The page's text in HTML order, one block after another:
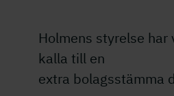
Holmens styrelse
kalla till en
extra bolagsstämma